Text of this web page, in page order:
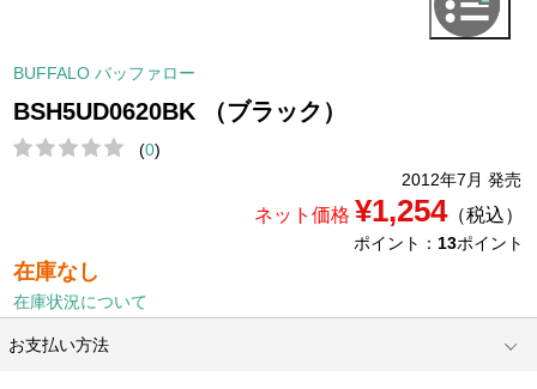
BUFFALO バッファロー
BSH5UD0620BK （ブラック）
(0)
2012年7月 発売
ネット価格 ¥1,254（税込）
ポイント： 13ポイント
在庫なし
在庫状況について
お支払い方法